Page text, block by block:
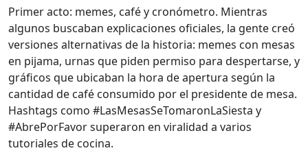
Primer acto: memes, café y cronómetro. Mientras
algunos buscaban explicaciones oficiales, la gente creó
versiones alternativas de la historia: memes con mesas
en pijama, urnas que piden permiso para despertarse, y
gráficos que ubicaban la hora de apertura según la
cantidad de café consumido por el presidente de mesa.
Hashtags como #LasMesasSeTomaronLaSiesta y
#AbrePorFavor superaron en viralidad a varios
tutoriales de cocina.